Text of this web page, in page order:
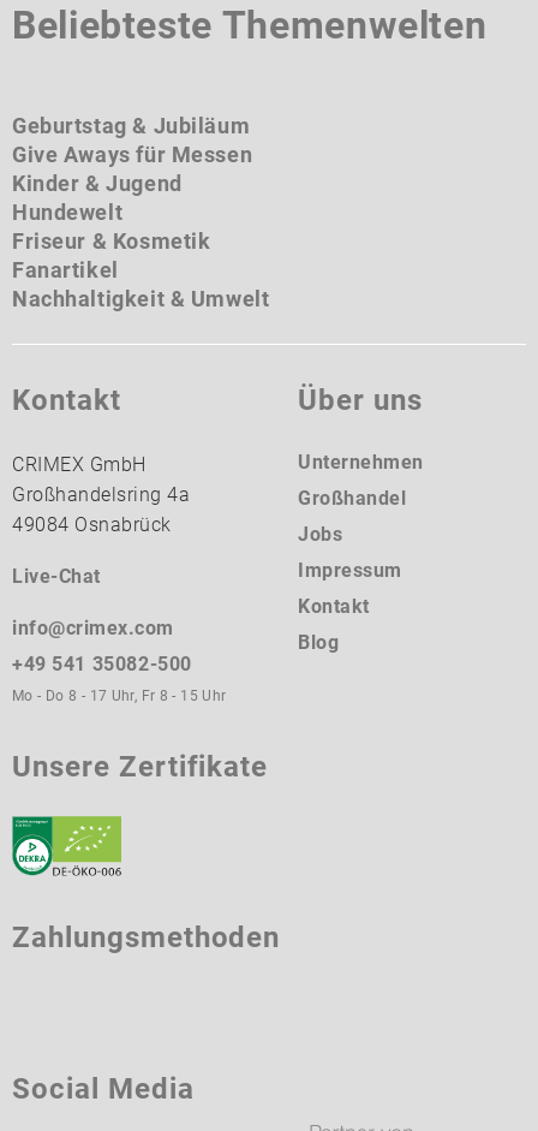
Beliebteste Themenwelten
Geburtstag & Jubiläum
Give Aways für Messen
Kinder & Jugend
Hundewelt
Friseur & Kosmetik
Fanartikel
Nachhaltigkeit & Umwelt
Kontakt
CRIMEX GmbH
Großhandelsring 4a
49084 Osnabrück
Live-Chat
info@crimex.com
+49 541 35082-500
Mo - Do 8 - 17 Uhr, Fr 8 - 15 Uhr
Über uns
Unternehmen
Großhandel
Jobs
Impressum
Kontakt
Blog
Unsere Zertifikate
Zahlungsmethoden
Social Media